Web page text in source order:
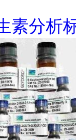
素分析